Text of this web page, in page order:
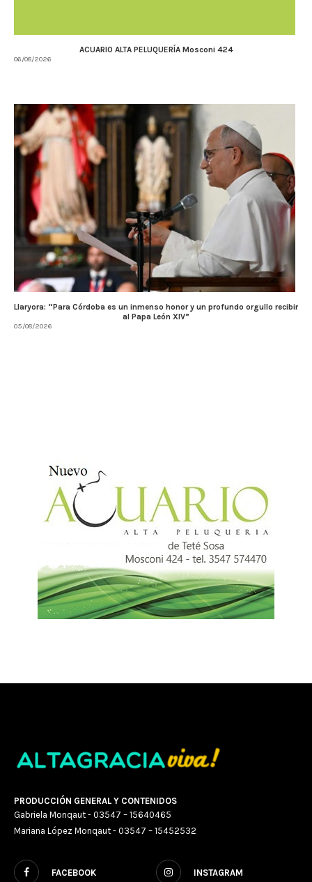
ACUARIO ALTA PELUQUERÍA Mosconi 424
06/08/2026
Llaryora: “Para Córdoba es un inmenso honor y un profundo orgullo recibir
al Papa León XIV”
05/08/2026
PRODUCCIÓN GENERAL Y CONTENIDOS
Gabriela Monqaut - 03547 – 15640465
Mariana López Monqaut - 03547 – 15452532
FACEBOOK INSTAGRAM